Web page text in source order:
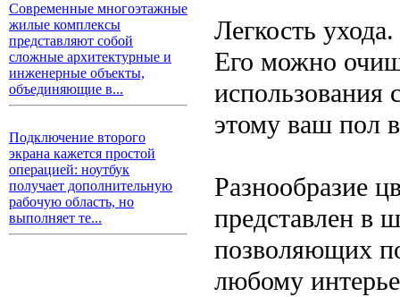
Современные многоэтажные
жилые комплексы
представляют собой
сложные архитектурные и
инженерные объекты,
объединяющие в...
Подключение второго
экрана кажется простой
операцией: ноутбук
получает дополнительную
рабочую область, но
выполняет те...
Легкость
Его можно
использования
этому ваш пол
Разнообразие
представлен в
позволяющих
любому